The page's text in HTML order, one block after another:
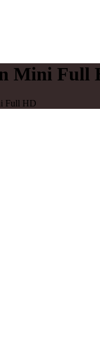
Mini Full
Full HD